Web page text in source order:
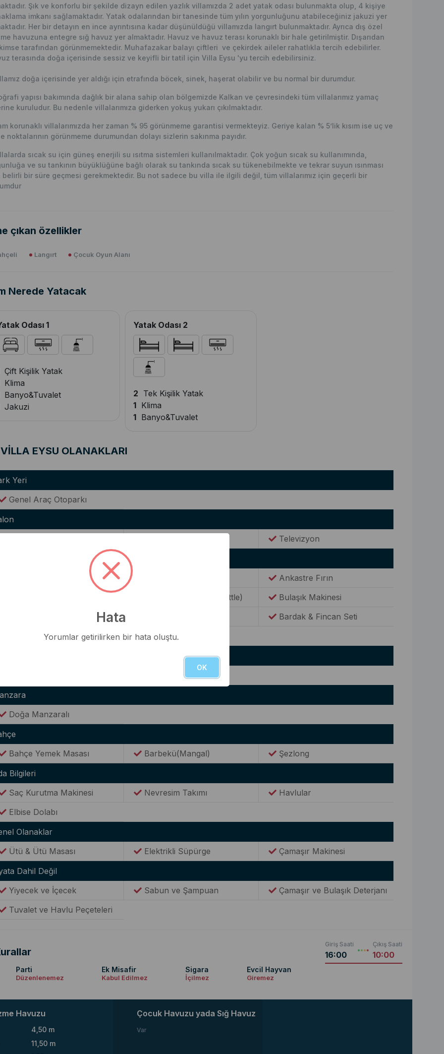
Şık ve konforlu bir şekilde dizayn edilen yazlık villamızda 2 adet yatak odası bulunmakta olup, 4 kişiye
imkanı sağlamaktadır. Yatak odalarından bir tanesinde tüm yılın yorgunluğunu atabileceğiniz jakuzi yer
Her bir detayın en ince ayrıntısına kadar düşünüldüğü villamızda langırt bulunmaktadır. Ayrıca dış özel
havuzuna entegre sığ havuz yer almaktadır. Havuz ve havuz terası korunaklı bir hale getirilmiştir. Dışarıdan
tarafından görünmemektedir. Muhafazakar balayı çiftleri ve çekirdek aileler rahatlıkla tercih edebilirler.
terasında doğa içerisinde sessiz ve keyifli bir tatil için Villa Eysu 'yu tercih edebilirsiniz.
doğa içerisinde yer aldığı için etrafında böcek, sinek, haşerat olabilir ve bu normal bir durumdur.
yapısı bakımında dağlık bir alana sahip olan bölgemizde Kalkan ve çevresindeki tüm villalarımız yamaç
kuruludur. Bu nedenle villalarımıza giderken yokuş yukarı çıkılmaktadır.
korunaklı villalarımızda her zaman % 95 görünmeme garantisi vermekteyiz. Geriye kalan % 5’lik kısım ise uç ve
noktalarının görünmeme durumundan dolayı sizlerin sakınma payıdır.
sıcak su için güneş enerjili su ısıtma sistemleri kullanılmaktadır. Çok yoğun sıcak su kullanımında,
ve su tankının büyüklüğüne bağlı olarak su tankında sıcak su tükenebilmekte ve tekrar suyun ısınması
belirli bir süre geçmesi gerekmektedir. Bu not sadece bu villa ile ilgili değil, tüm villalarımız için geçerli bir
çıkan özellikler
Langırt Çocuk Oyun Alanı
Nerede Yatacak
Odası 1
Çift Kişilik Yatak
Klima
Banyo&Tuvalet
Jakuzi
Yatak Odası 2
2 Tek Kişilik Yatak
1 Klima
1 Banyo&Tuvalet
VİLLA EYSU OLANAKLARI
Yeri
Genel Araç Otoparkı
Televizyon
Modern Amerikan Mutfak
Ankastre Fırın
Elektrikli Su Isıtıcısı(Kettle)
Bulaşık Makinesi
Tencere & Tava Takımları
Bardak & Fincan Seti
Kaşık & Çatal Seti
Doğa Manzaralı
Bahçe Yemek Masası
Barbekü(Mangal)
Şezlong
Bilgileri
Saç Kurutma Makinesi
Nevresim Takımı
Havlular
Elbise Dolabı
Olanaklar
Ütü & Ütü Masası
Elektrikli Süpürge
Çamaşır Makinesi
Dahil Değil
Yiyecek ve İçecek
Sabun ve Şampuan
Çamaşır ve Bulaşık Deterjanı
Tuvalet ve Havlu Peçeteleri
Giriş Saati
16:00
Çıkış Saati
10:00
Parti
Düzenlenemez
Ek Misafir
Kabul Edilmez
Sigara
İçilmez
Evcil Hayvan
Giremez
Havuzu
4,50 m
11,50 m
Çocuk Havuzu yada Sığ Havuz
Var
Hata
Yorumlar getirilirken bir hata oluştu.
OK